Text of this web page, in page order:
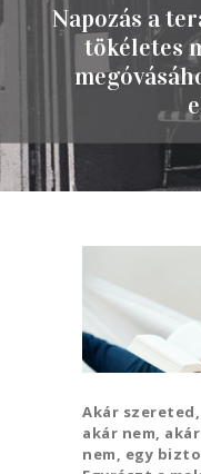
Napozás a
tökéletes
Akár
akár nem,
nem, egy